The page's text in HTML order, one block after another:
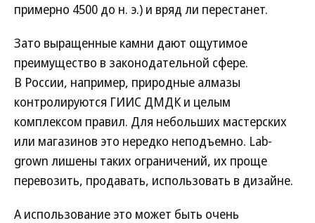
примерно 4500 до н. э.) и вряд ли перестанет.
Зато выращенные камни дают ощутимое
преимущество в законодательной сфере.
В России, например, природные алмазы
контролируются ГИИС ДМДК и целым
комплексом правил. Для небольших мастерских
или магазинов это нередко неподъемно. Lab-
grown лишены таких ограничений, их проще
перевозить, продавать, использовать в дизайне.
А использование это может быть очень